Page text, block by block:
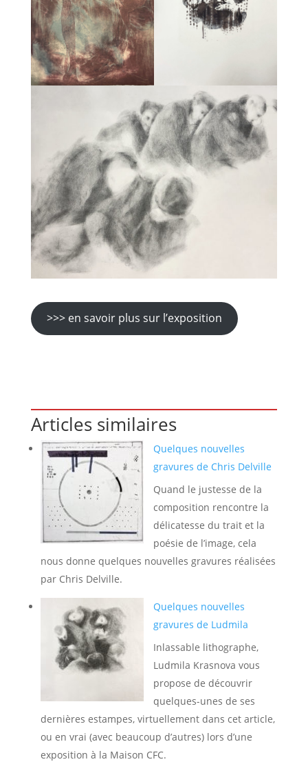
>>> en savoir plus sur l’exposition
Articles similaires
Quelques nouvelles
gravures de Chris Delville
Quand le justesse de la
composition rencontre la
délicatesse du trait et la
poésie de l’image, cela
nous donne quelques nouvelles gravures réalisées
par Chris Delville.
Quelques nouvelles
gravures de Ludmila
Inlassable lithographe,
Ludmila Krasnova vous
propose de découvrir
quelques-unes de ses
dernières estampes, virtuellement dans cet article,
ou en vrai (avec beaucoup d’autres) lors d’une
exposition à la Maison CFC.